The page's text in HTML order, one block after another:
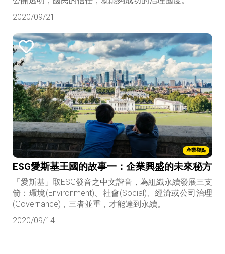
2020/09/21
產業觀點
ESG愛斯基王國的故事一：企業興盛的未來秘方
「愛斯基」取ESG發音之中文諧音，為組織永續發展三支
箭：環境(Environment)、社會(Social)、經濟或公司治理
(Governance)，三者並重，才能達到永續。
2020/09/14